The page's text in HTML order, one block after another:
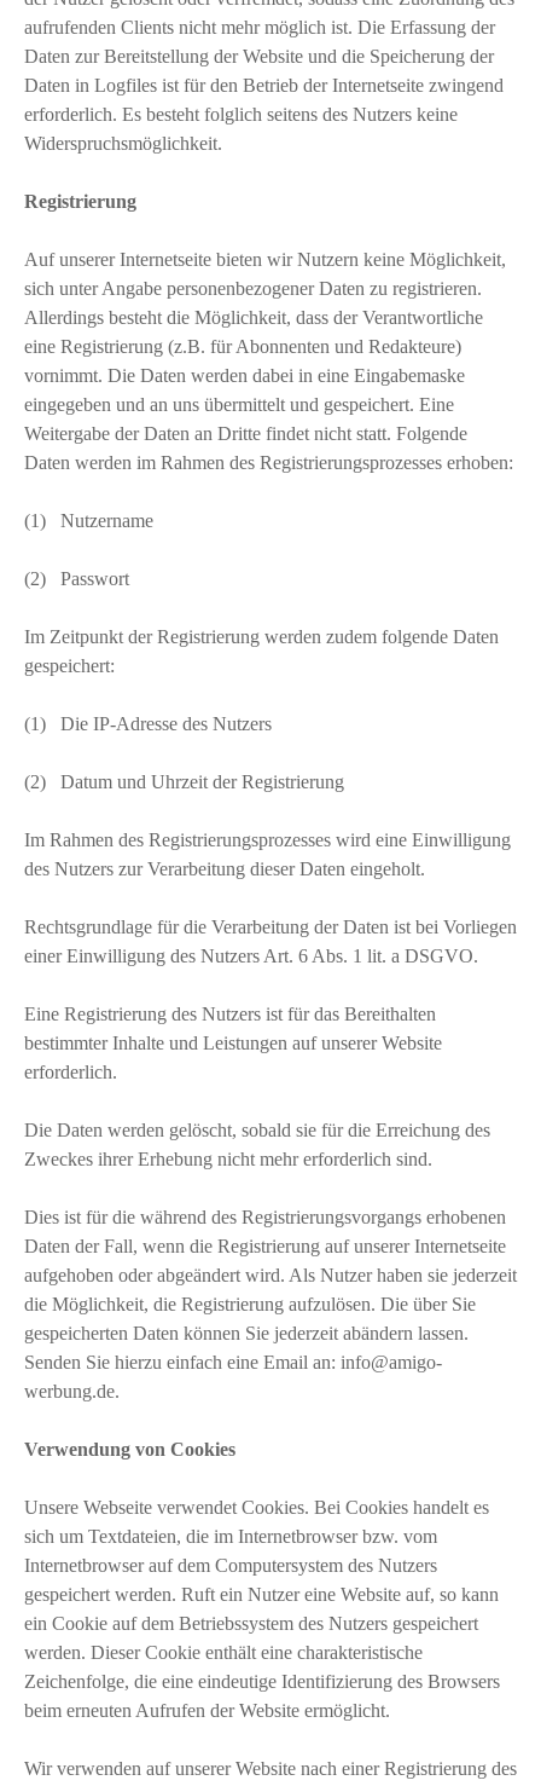
aufrufenden Clients nicht mehr möglich ist. Die Erfassung der
Daten zur Bereitstellung der Website und die Speicherung der
Daten in Logfiles ist für den Betrieb der Internetseite zwingend
erforderlich. Es besteht folglich seitens des Nutzers keine
Widerspruchsmöglichkeit.
Registrierung
Auf unserer Internetseite bieten wir Nutzern keine Möglichkeit,
sich unter Angabe personenbezogener Daten zu registrieren.
Allerdings besteht die Möglichkeit, dass der Verantwortliche
eine Registrierung (z.B. für Abonnenten und Redakteure)
vornimmt. Die Daten werden dabei in eine Eingabemaske
eingegeben und an uns übermittelt und gespeichert. Eine
Weitergabe der Daten an Dritte findet nicht statt. Folgende
Daten werden im Rahmen des Registrierungsprozesses erhoben:
(1) Nutzername
(2) Passwort
Im Zeitpunkt der Registrierung werden zudem folgende Daten
gespeichert:
(1) Die IP-Adresse des Nutzers
(2) Datum und Uhrzeit der Registrierung
Im Rahmen des Registrierungsprozesses wird eine Einwilligung
des Nutzers zur Verarbeitung dieser Daten eingeholt.
Rechtsgrundlage für die Verarbeitung der Daten ist bei Vorliegen
einer Einwilligung des Nutzers Art. 6 Abs. 1 lit. a DSGVO.
Eine Registrierung des Nutzers ist für das Bereithalten
bestimmter Inhalte und Leistungen auf unserer Website
erforderlich.
Die Daten werden gelöscht, sobald sie für die Erreichung des
Zweckes ihrer Erhebung nicht mehr erforderlich sind.
Dies ist für die während des Registrierungsvorgangs erhobenen
Daten der Fall, wenn die Registrierung auf unserer Internetseite
aufgehoben oder abgeändert wird. Als Nutzer haben sie jederzeit
die Möglichkeit, die Registrierung aufzulösen. Die über Sie
gespeicherten Daten können Sie jederzeit abändern lassen.
Senden Sie hierzu einfach eine Email an: info@amigo-
werbung.de.
Verwendung von Cookies
Unsere Webseite verwendet Cookies. Bei Cookies handelt es
sich um Textdateien, die im Internetbrowser bzw. vom
Internetbrowser auf dem Computersystem des Nutzers
gespeichert werden. Ruft ein Nutzer eine Website auf, so kann
ein Cookie auf dem Betriebssystem des Nutzers gespeichert
werden. Dieser Cookie enthält eine charakteristische
Zeichenfolge, die eine eindeutige Identifizierung des Browsers
beim erneuten Aufrufen der Website ermöglicht.
Wir verwenden auf unserer Website nach einer Registrierung des